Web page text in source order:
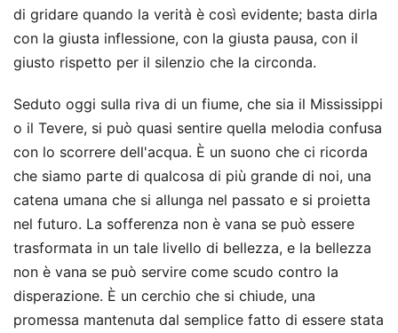
di gridare quando la verità è così evidente; basta dirla
con la giusta inflessione, con la giusta pausa, con il
giusto rispetto per il silenzio che la circonda.
Seduto oggi sulla riva di un fiume, che sia il Mississippi
o il Tevere, si può quasi sentire quella melodia confusa
con lo scorrere dell'acqua. È un suono che ci ricorda
che siamo parte di qualcosa di più grande di noi, una
catena umana che si allunga nel passato e si proietta
nel futuro. La sofferenza non è vana se può essere
trasformata in un tale livello di bellezza, e la bellezza
non è vana se può servire come scudo contro la
disperazione. È un cerchio che si chiude, una
promessa mantenuta dal semplice fatto di essere stata